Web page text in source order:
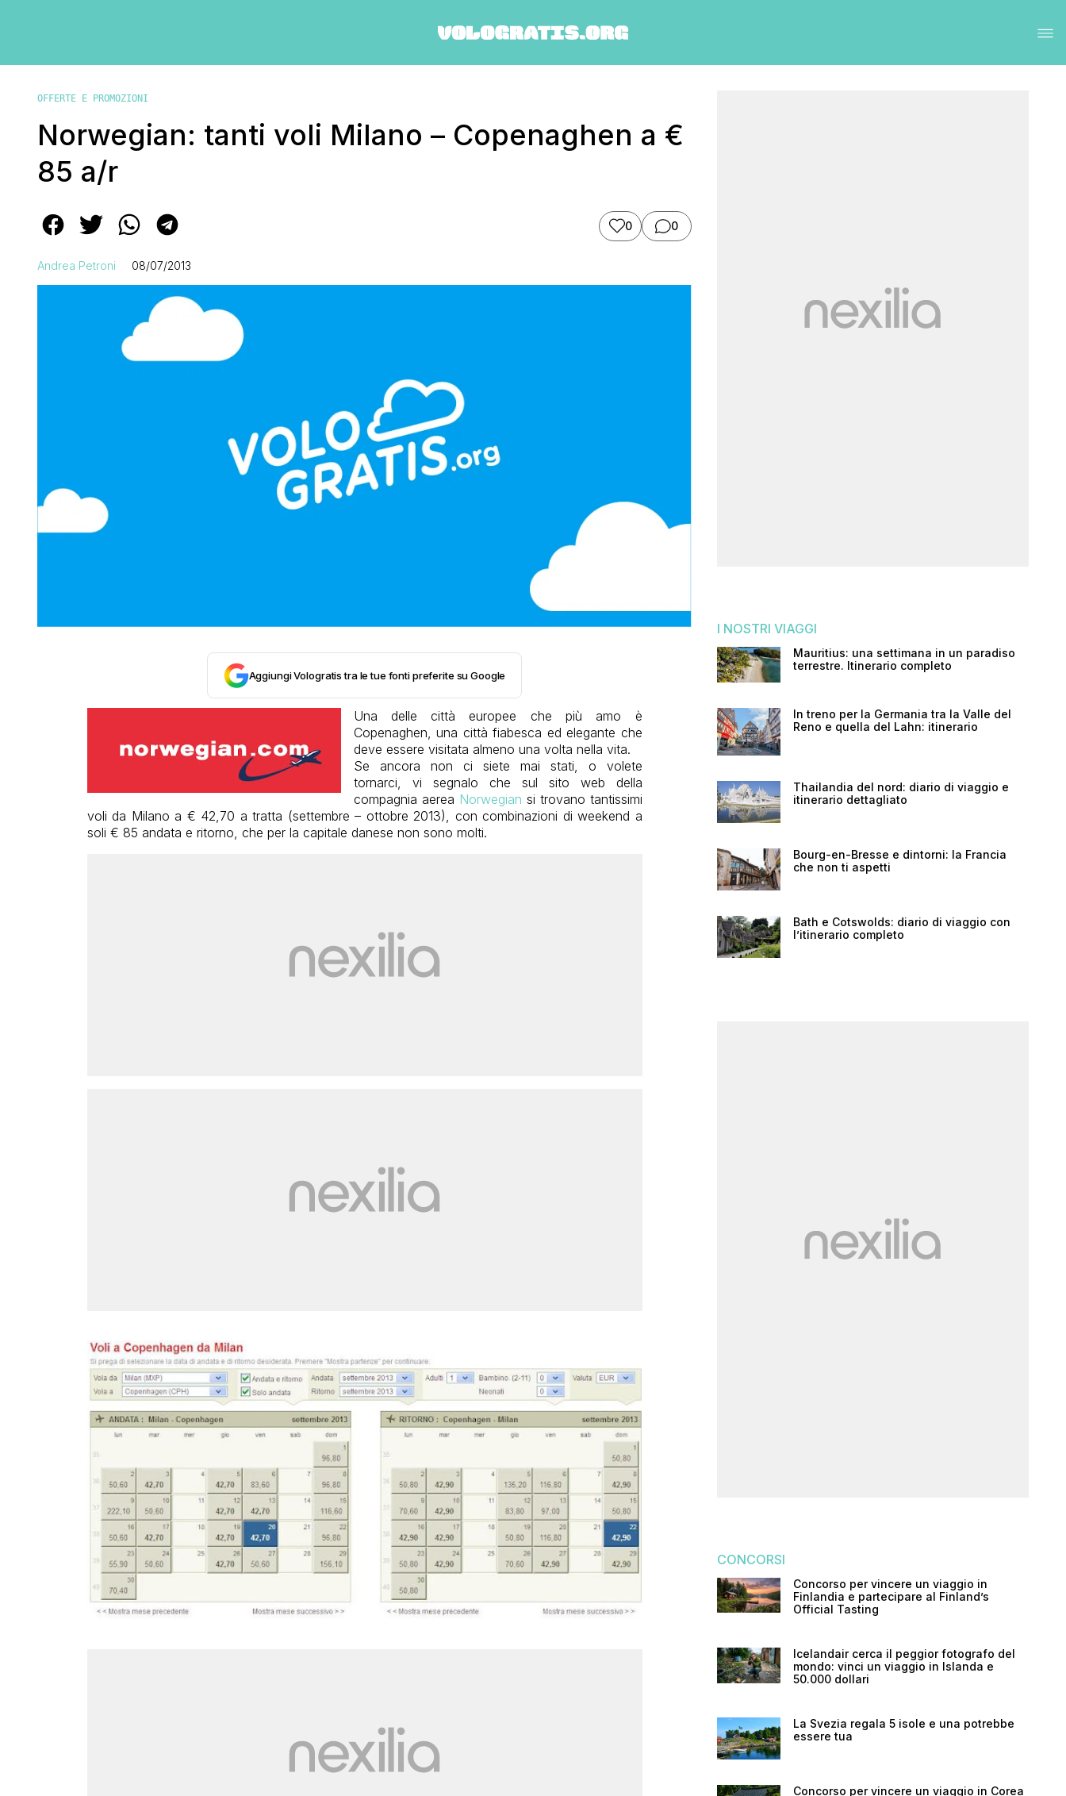
OFFERTE E PROMOZIONI
Norwegian: tanti voli Milano – Copenaghen a €
85 a/r
0 0
Andrea Petroni 08/07/2013
Aggiungi Vologratis tra le tue fonti preferite su Google
Una delle città europee che più amo è
Copenaghen, una città fiabesca ed elegante che
deve essere visitata almeno una volta nella vita.
Se ancora non ci siete mai stati, o volete
tornarci, vi segnalo che sul sito web della
compagnia aerea Norwegian si trovano tantissimi
voli da Milano a € 42,70 a tratta (settembre – ottobre 2013), con combinazioni di weekend a
soli € 85 andata e ritorno, che per la capitale danese non sono molti.
I NOSTRI VIAGGI
Mauritius: una settimana in un paradiso
terrestre. Itinerario completo
In treno per la Germania tra la Valle del
Reno e quella del Lahn: itinerario
Thailandia del nord: diario di viaggio e
itinerario dettagliato
Bourg-en-Bresse e dintorni: la Francia
che non ti aspetti
Bath e Cotswolds: diario di viaggio con
l’itinerario completo
CONCORSI
Concorso per vincere un viaggio in
Finlandia e partecipare al Finland’s
Official Tasting
Icelandair cerca il peggior fotografo del
mondo: vinci un viaggio in Islanda e
50.000 dollari
La Svezia regala 5 isole e una potrebbe
essere tua
Concorso per vincere un viaggio in Corea